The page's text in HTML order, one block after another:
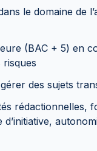
le domaine de
(BAC + 5) en
risques
des sujets
rédactionnelles,